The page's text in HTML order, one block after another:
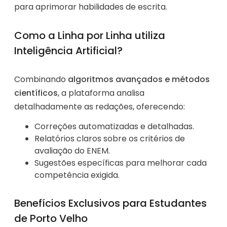
para aprimorar habilidades de escrita.
Como a Linha por Linha utiliza
Inteligência Artificial?
Combinando algoritmos avançados e métodos
científicos, a plataforma analisa
detalhadamente as redações, oferecendo:
Correções automatizadas e detalhadas.
Relatórios claros sobre os critérios de
avaliação do ENEM.
Sugestões específicas para melhorar cada
competência exigida.
Benefícios Exclusivos para Estudantes
de Porto Velho